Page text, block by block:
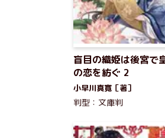
盲目の織姫は後宮で
の恋を紡ぐ 2
小早川真寛［著］
判型：文庫判